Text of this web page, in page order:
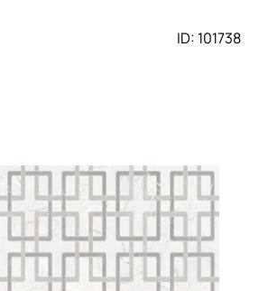
ID: 101738